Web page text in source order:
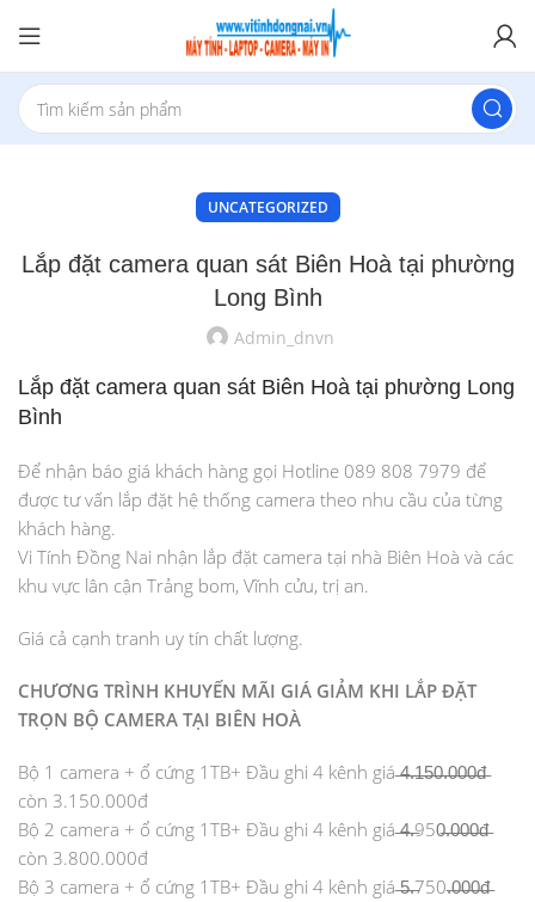
UNCATEGORIZED
Lắp đặt camera quan sát Biên Hoà tại phường
Long Bình
Admin_dnvn
Lắp đặt camera quan sát Biên Hoà tại phường Long
Bình
Để nhận báo giá khách hàng gọi Hotline 089 808 7979 để
được tư vấn lắp đặt hệ thống camera theo nhu cầu của từng
khách hàng.
Vi Tính Đồng Nai nhận lắp đặt camera tại nhà Biên Hoà và các
khu vực lân cận Trảng bom, Vĩnh cửu, trị an.
Giá cả cạnh tranh uy tín chất lượng.
CHƯƠNG TRÌNH KHUYẾN MÃI GIÁ GIẢM KHI LẮP ĐẶT
TRỌN BỘ CAMERA TẠI BIÊN HOÀ
Bộ 1 camera + ổ cứng 1TB+ Đầu ghi 4 kênh giá ̶4̶̶.̶̶1̶̶5̶̶0̶̶.̶̶0̶̶0̶̶0̶̶đ̶
còn 3.150.000đ
Bộ 2 camera + ổ cứng 1TB+ Đầu ghi 4 kênh giá ̶4̶.̶950̶.̶0̶0̶0̶đ̶
còn 3.800.000đ
Bộ 3 camera + ổ cứng 1TB+ Đầu ghi 4 kênh giá ̶5̶.̶750.̶0̶0̶0̶đ̶